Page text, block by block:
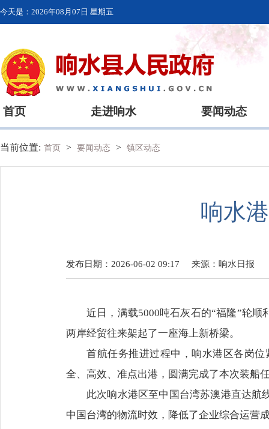
今天是： 2026年08月07日 星期五
首页 走进响水 要闻动态
当前位置: 首页 > 要闻动态 > 镇区动态
响水
发布日期：2026-06-02 09:17 来源： 响水日报
近日，满载5000吨石灰石的“福隆”轮
两岸经贸往来架起了一座海上新桥梁。
首航任务推进过程中，响水港区各岗
全、高效、准点出港，圆满完成了本次装船
此次响水港区至中国台湾苏澳港直达航
中国台湾的物流时效，降低了企业综合运营